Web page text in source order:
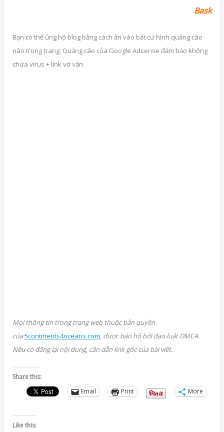
Bask
Bạn có thể ủng hộ blog bằng cách ấn vào bất cứ hình quảng cáo
nào trong trang. Quảng cáo của Google Adsense đảm bảo không
chứa virus + link vớ vẩn.
Mọi thông tin trong trang web thuộc bản quyền
của5continents4oceans.com, được bảo hộ bởi đạo luật DMCA.
Nếu có đăng lại nội dung, cần dẫn link gốc của bài viết.
Share this:
Email
Print More
Like this: